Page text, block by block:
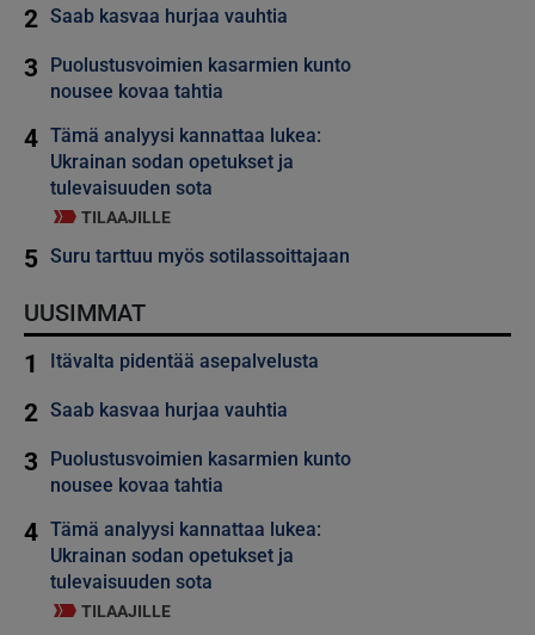
2 Saab kasvaa hurjaa vauhtia
3
Puolustusvoimien kasarmien kunto
nousee kovaa tahtia
4 Tämä analyysi kannattaa lukea:
Ukrainan sodan opetukset ja
tulevaisuuden sota
TILAAJILLE
5 Suru tarttuu myös sotilassoittajaan
UUSIMMAT
1 Itävalta pidentää asepalvelusta
2 Saab kasvaa hurjaa vauhtia
3
Puolustusvoimien kasarmien kunto
nousee kovaa tahtia
4 Tämä analyysi kannattaa lukea:
Ukrainan sodan opetukset ja
tulevaisuuden sota
TILAAJILLE